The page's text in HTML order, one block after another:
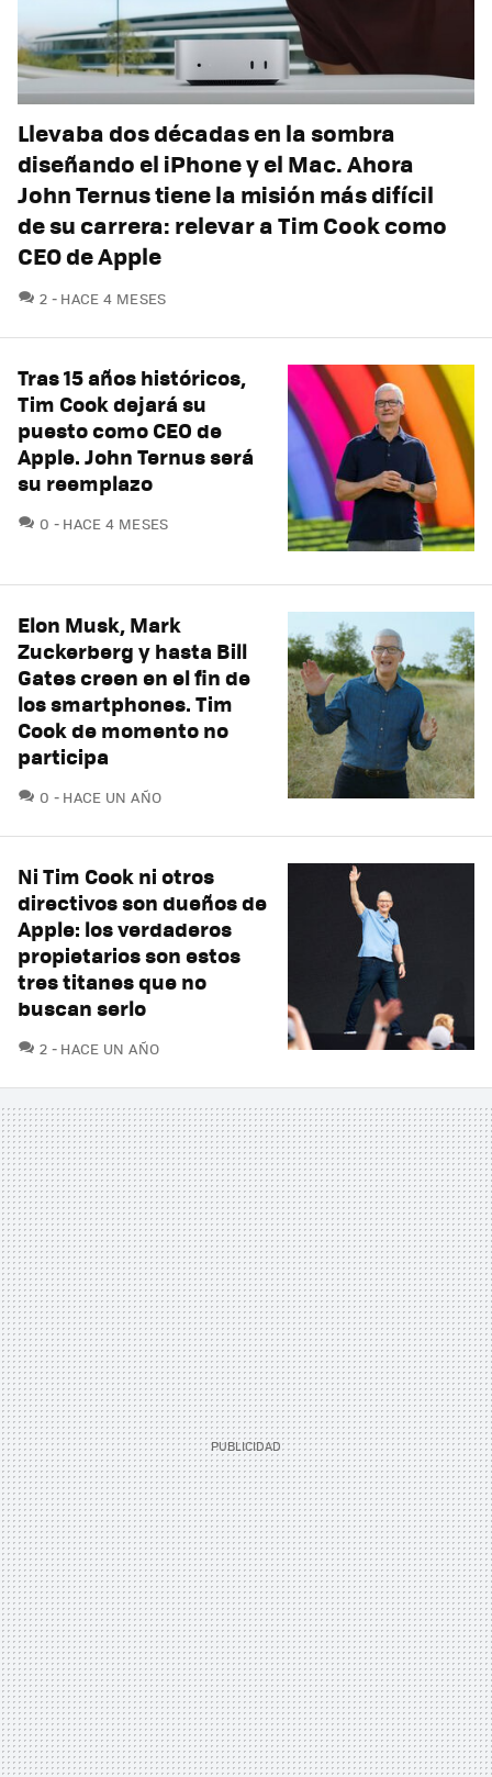
Llevaba dos décadas en la sombra
diseñando el iPhone y el Mac. Ahora
John Ternus tiene la misión más difícil
de su carrera: relevar a Tim Cook como
CEO de Apple
2 COMENTARIOS
HACE 4 MESES
Tras 15 años históricos,
Tim Cook dejará su
puesto como CEO de
Apple. John Ternus será
su reemplazo
0 COMENTARIOS
HACE 4 MESES
Elon Musk, Mark
Zuckerberg y hasta Bill
Gates creen en el fin de
los smartphones. Tim
Cook de momento no
participa
0 COMENTARIOS
HACE UN AÑO
Ni Tim Cook ni otros
directivos son dueños de
Apple: los verdaderos
propietarios son estos
tres titanes que no
buscan serlo
2 COMENTARIOS
HACE UN AÑO